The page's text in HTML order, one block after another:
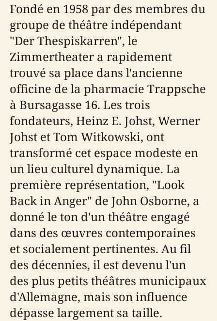
Fondé en 1958 par des membres du
groupe de théâtre indépendant
"Der Thespiskarren", le
Zimmertheater a rapidement
trouvé sa place dans l'ancienne
officine de la pharmacie Trappsche
à Bursagasse 16. Les trois
fondateurs, Heinz E. Johst, Werner
Johst et Tom Witkowski, ont
transformé cet espace modeste en
un lieu culturel dynamique. La
première représentation, "Look
Back in Anger" de John Osborne, a
donné le ton d'un théâtre engagé
dans des œuvres contemporaines
et socialement pertinentes. Au fil
des décennies, il est devenu l'un
des plus petits théâtres municipaux
d'Allemagne, mais son influence
dépasse largement sa taille.